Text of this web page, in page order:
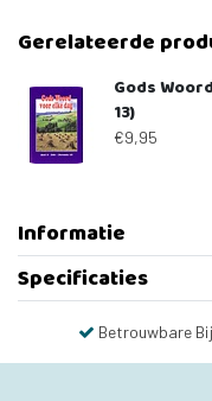
Gerelateerde
Gods
13)
€9,95
Informatie
Specificaties
Betrouwbare